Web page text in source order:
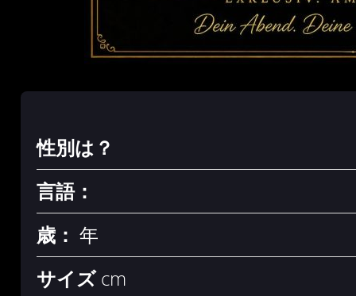
性別は？
言語：
歳： 年
サイズcm